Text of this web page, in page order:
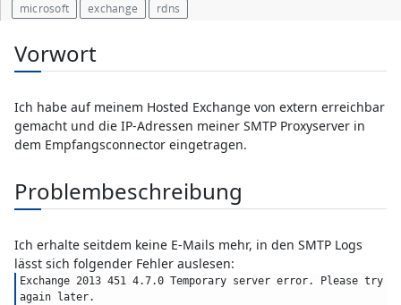
microsoft exchange rdns
Vorwort
Ich habe auf meinem Hosted Exchange von extern erreichbar
gemacht und die IP-Adressen meiner SMTP Proxyserver in
dem Empfangsconnector eingetragen.
Problembeschreibung
Ich erhalte seitdem keine E-Mails mehr, in den SMTP Logs
lässt sich folgender Fehler auslesen:
Exchange 2013 451 4.7.0 Temporary server error. Please try
again later.